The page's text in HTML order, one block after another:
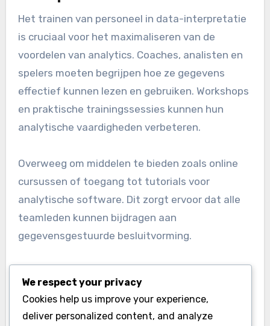
Het trainen van personeel in data-interpretatie
is cruciaal voor het maximaliseren van de
voordelen van analytics. Coaches, analisten en
spelers moeten begrijpen hoe ze gegevens
effectief kunnen lezen en gebruiken. Workshops
en praktische trainingssessies kunnen hun
analytische vaardigheden verbeteren.
Overweeg om middelen te bieden zoals online
cursussen of toegang tot tutorials voor
analytische software. Dit zorgt ervoor dat alle
teamleden kunnen bijdragen aan
gegevensgestuurde besluitvorming.
bijwerken
Regelmatige updates van analytische tools
We respect your privacy
Cookies help us improve your experience,
deliver personalized content, and analyze